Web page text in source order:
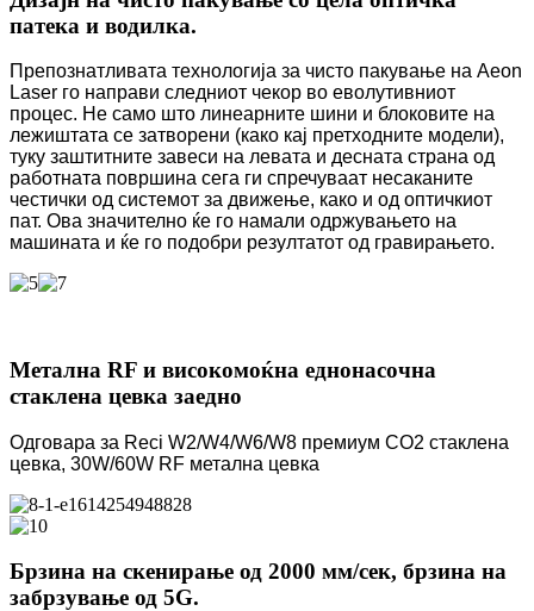
патека и водилка.
Препознатливата технологија за чисто пакување на Aeon
Laser го направи следниот чекор во еволутивниот
процес. Не само што линеарните шини и блоковите на
лежиштата се затворени (како кај претходните модели),
туку заштитните завеси на левата и десната страна од
работната површина сега ги спречуваат несаканите
честички од системот за движење, како и од оптичкиот
пат. Ова значително ќе го намали одржувањето на
машината и ќе го подобри резултатот од гравирањето.
Метална RF и високомоќна еднонасочна
стаклена цевка заедно
Одговара за Reci W2/W4/W6/W8 премиум CO2 стаклена
цевка, 30W/60W RF метална цевка
Брзина на скенирање од 2000 мм/сек, брзина на
забрзување од 5G.